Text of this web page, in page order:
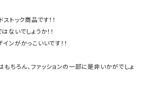
トック商品です！！
ないでしょうか！！
ンがかっこいいです！！
もちろん、ファッションの一部に是非いかがでしょ